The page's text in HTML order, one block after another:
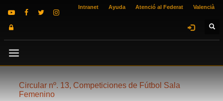
Intranet Ayuda Atenció al Federat Valencià
Circular nº. 13, Competiciones de Fútbol Sala
Femenino